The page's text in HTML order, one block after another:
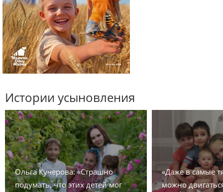
Истории усыновления
Ольга Кучерова: «Страшно
подумать, что этих детей мог
«Даже в самые
можно